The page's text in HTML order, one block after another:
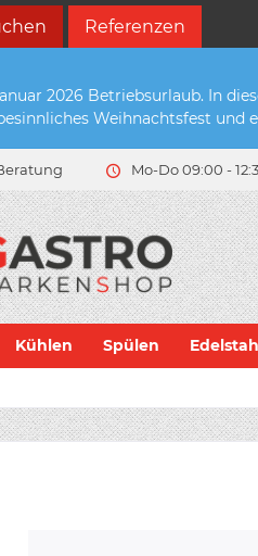
Referenzen
2026 Betriebsurlaub. In
Weihnachtsfest und
Mo-Do 09:00 -
Kühlen Spülen